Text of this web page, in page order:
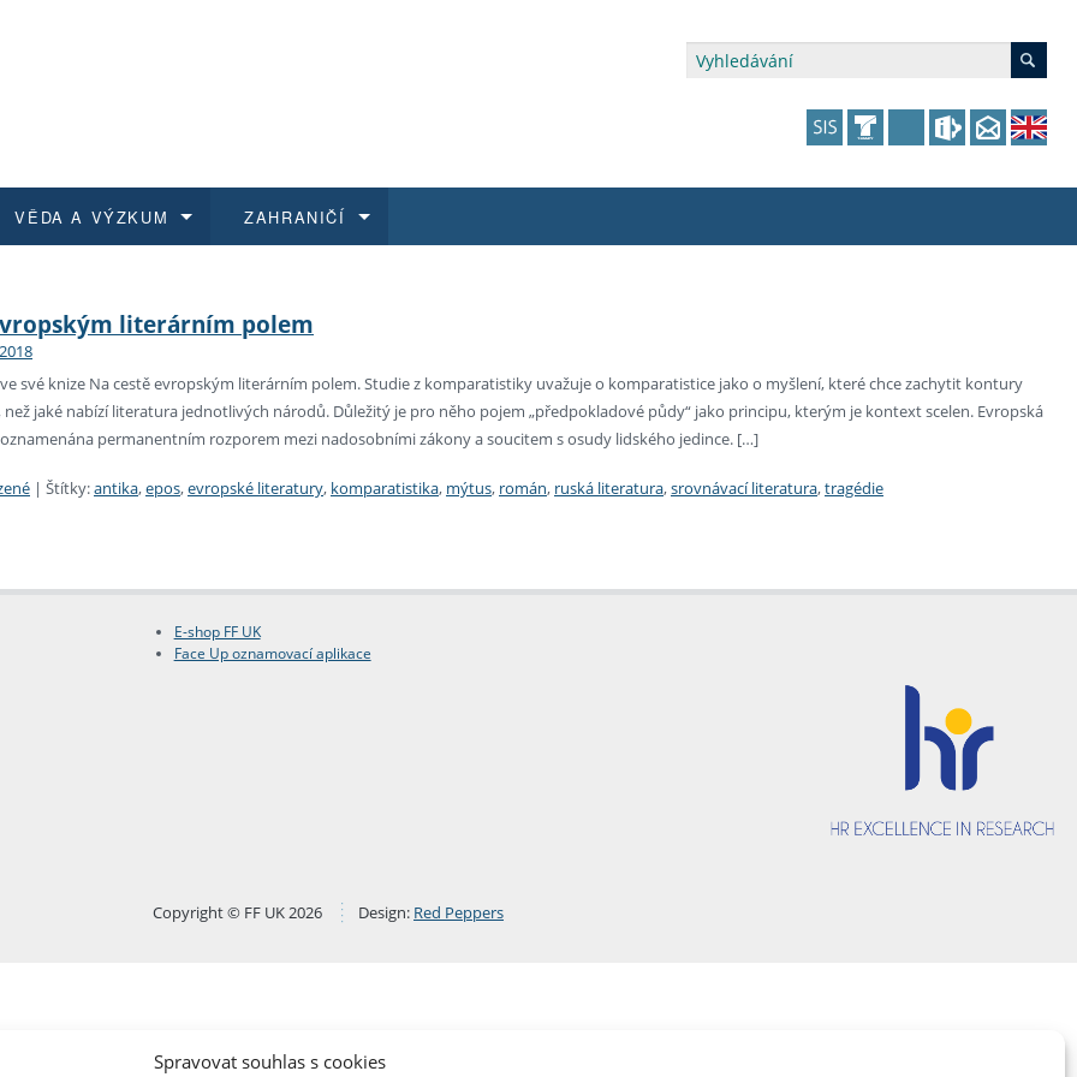
Spravovat souhlas s cookies
dokumenty
benefity pro zaměstnance E-shop fakulty
a jak se přihlásit
programy
průběhu přijímacího řízení Univerzita třetího věku
magisterské studium
Podpora a benefity pro studující
VĚDA A VÝZKUM
na FF UK
kvalifikace
Publikace
ZAHRANIČÍ
a výběrová řízení
studenti East and Central European Studies
literárním polem
své knize Na cestě evropským literárním polem. Studie z komparatistiky uvažuje o komparatistice jako o myšlení, které chce zachytit kontury
jaké nabízí literatura jednotlivých národů. Důležitý je pro něho pojem „předpokladové půdy“ jako principu, kterým je kontext scelen. Evropská
permanentním rozporem mezi nadosobními zákony a soucitem s osudy lidského jedince. […]
| Štítky:antika,epos,evropské literatury, komparatistika, mýtus, román, ruská literatura,srovnávací literatura,tragédie
E-shop FF UK
Face Up oznamovací aplikace
Copyright © FF UK 2026 Design: Red Peppers